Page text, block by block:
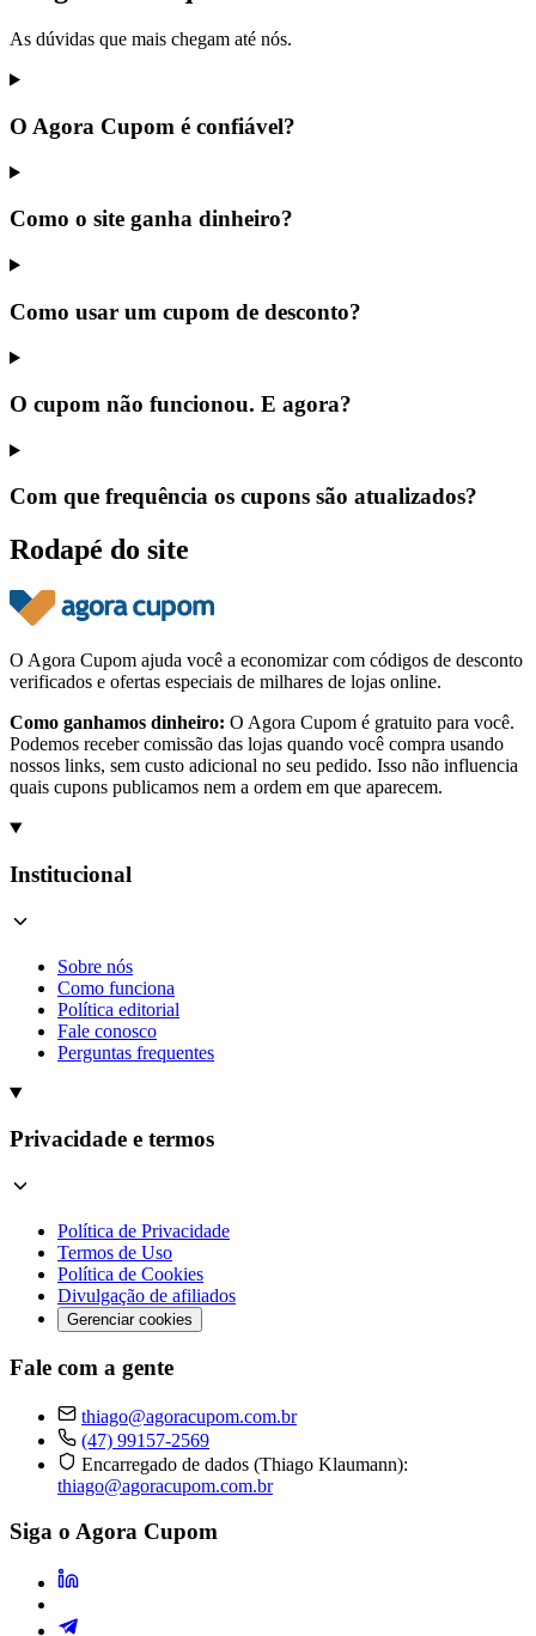
As dúvidas que mais chegam até nós.
O Agora Cupom é confiável?
Como o site ganha dinheiro?
Como usar um cupom de desconto?
O cupom não funcionou. E agora?
Com que frequência os cupons são atualizados?
Rodapé do site
O Agora Cupom ajuda você a economizar com códigos de desconto
verificados e ofertas especiais de milhares de lojas online.
Como ganhamos dinheiro: O Agora Cupom é gratuito para você.
Podemos receber comissão das lojas quando você compra usando
nossos links, sem custo adicional no seu pedido. Isso não influencia
quais cupons publicamos nem a ordem em que aparecem.
Institucional
Sobre nós
Como funciona
Política editorial
Fale conosco
Perguntas frequentes
Privacidade e termos
Política de Privacidade
Termos de Uso
Política de Cookies
Divulgação de afiliados
Gerenciar cookies
Fale com a gente
thiago@agoracupom.com.br
(47) 99157-2569
Encarregado de dados (Thiago Klaumann):
thiago@agoracupom.com.br
Siga o Agora Cupom